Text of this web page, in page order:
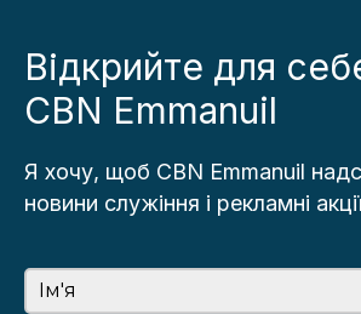
Відкрийте для
CBN Emmanuil
Я хочу, щоб CBN Emmanuil
новини служіння і рекламні
Ім'я